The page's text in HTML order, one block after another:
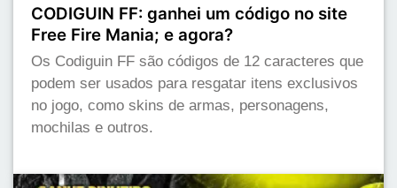
CODIGUIN FF: ganhei um código no site
Free Fire Mania; e agora?
Os Codiguin FF são códigos de 12 caracteres que
podem ser usados para resgatar itens exclusivos
no jogo, como skins de armas, personagens,
mochilas e outros.